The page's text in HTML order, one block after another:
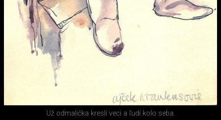
Už odmalička kreslí veci a ľudí kolo seba.